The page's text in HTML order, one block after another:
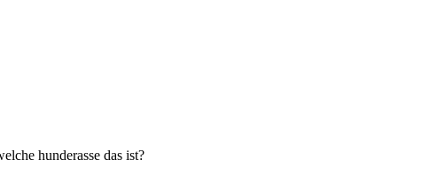
hunderasse das ist?